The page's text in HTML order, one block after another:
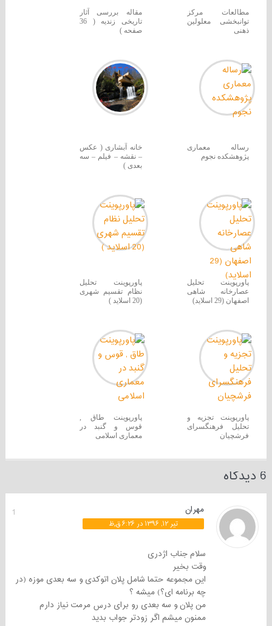
مطالعات مرکز
توانبخشی معلولین
ذهنی
مقاله بررسی آثار
تاریخی زندیه ( 36
صفحه )
رساله معماری
پژوهشکده نجوم
خانه آبشاری ( عکس
– نقشه – فیلم – سه
بعدی )
پاورپوینت تحلیل
عصارخانه شاهی
اصفهان (29 اسلاید)
پاورپوینت تحلیل
نظام تقسیم شهری
(20 اسلاید )
پاورپوینت تجزیه و
تحلیل فرهنگسرای
فرشچیان
پاورپوینت طاق ,
قوس و گنبد در
معماری اسلامی
6 دیدگاه
1 مهران
تیر ۱۲, ۱۳۹۶ در ۶:۲۶ ق٫ظ
سلام جناب اژدری
وقت بخیر
این مجموعه حتما شامل پلان اتوکدی و سه بعدی موزه (در
چه برنامه ای؟) میشه ؟
من پلان و سه بعدی رو برای درس مرمت نیاز دارم
ممنون میشم اگر زودتر جواب بدید